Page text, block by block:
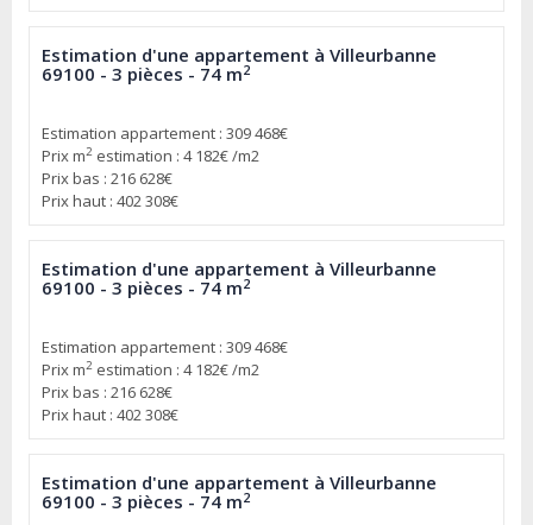
Estimation d'une appartement à Villeurbanne
69100 - 3 pièces - 74 m2
Estimation appartement : 309 468€
Prix m2 estimation : 4 182€ /m2
Prix bas : 216 628€
Prix haut : 402 308€
Estimation d'une appartement à Villeurbanne
69100 - 3 pièces - 74 m2
Estimation appartement : 309 468€
Prix m2 estimation : 4 182€ /m2
Prix bas : 216 628€
Prix haut : 402 308€
Estimation d'une appartement à Villeurbanne
69100 - 3 pièces - 74 m2